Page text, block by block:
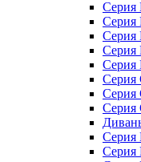
Серия
Серия
Серия
Серия
Серия
Серия
Серия
Серия
Серия
Серия